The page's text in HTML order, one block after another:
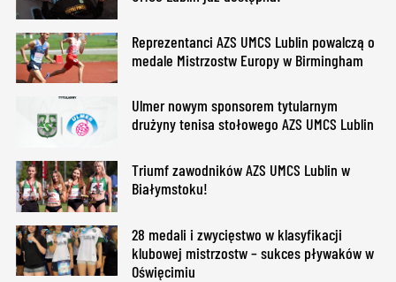
Reprezentanci AZS UMCS Lublin powalczą o
medale Mistrzostw Europy w Birmingham
Ulmer nowym sponsorem tytularnym
drużyny tenisa stołowego AZS UMCS Lublin
Triumf zawodników AZS UMCS Lublin w
Białymstoku!
28 medali i zwycięstwo w klasyfikacji
klubowej mistrzostw – sukces pływaków w
Oświęcimiu